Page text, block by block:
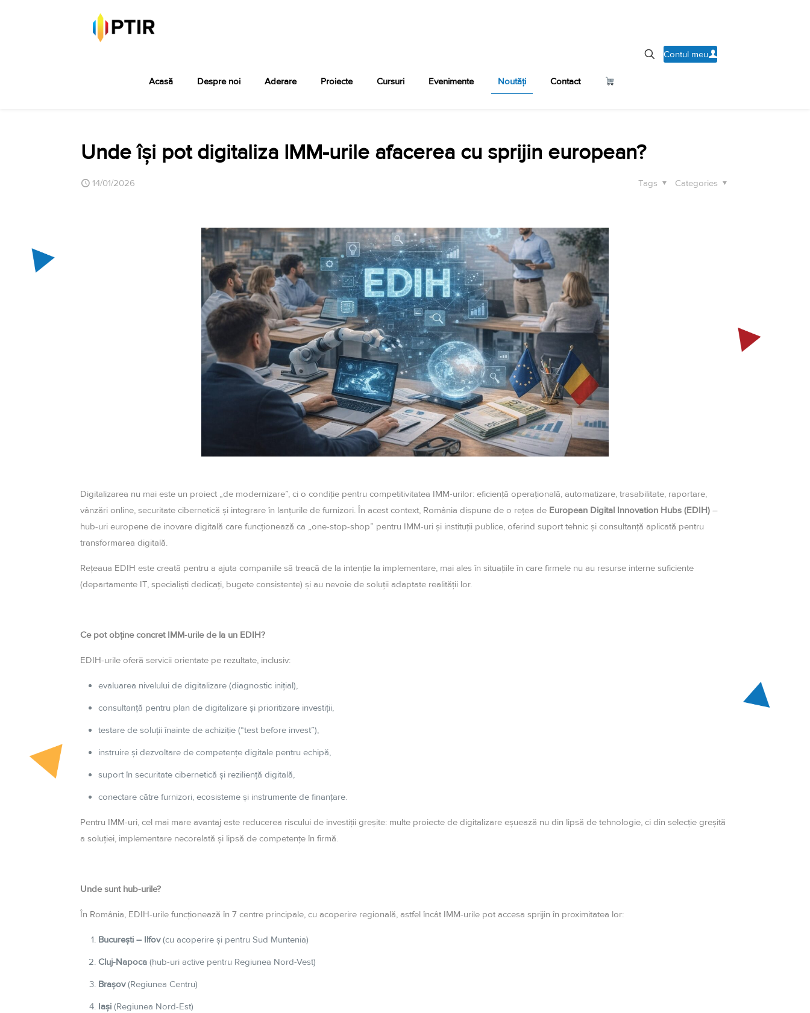
Acasă Despre noi Aderare Proiecte Cursuri Evenimente Noutăți Contact
Contul meu
Unde își pot digitaliza IMM-urile afacerea cu sprijin european?
14/01/2026 Categories
Tags
Digitalizarea nu mai este un proiect „de modernizare”, ci o condiție pentru competitivitatea IMM-urilor: eficiență operațională, automatizare, trasabilitate, raportare,
vânzări online, securitate cibernetică și integrare în lanțurile de furnizori. În acest context, România dispune de o rețea de European Digital Innovation Hubs (EDIH) –
hub-uri europene de inovare digitală care funcționează ca „one-stop-shop” pentru IMM-uri și instituții publice, oferind suport tehnic și consultanță aplicată pentru
transformarea digitală.
Rețeaua EDIH este creată pentru a ajuta companiile să treacă de la intenție la implementare, mai ales în situațiile în care firmele nu au resurse interne suficiente
(departamente IT, specialiști dedicați, bugete consistente) și au nevoie de soluții adaptate realității lor.
Ce pot obține concret IMM-urile de la un EDIH?
EDIH-urile oferă servicii orientate pe rezultate, inclusiv:
evaluarea nivelului de digitalizare (diagnostic inițial),
consultanță pentru plan de digitalizare și prioritizare investiții,
testare de soluții înainte de achiziție (“test before invest”),
instruire și dezvoltare de competențe digitale pentru echipă,
suport în securitate cibernetică și reziliență digitală,
conectare către furnizori, ecosisteme și instrumente de finanțare.
Pentru IMM-uri, cel mai mare avantaj este reducerea riscului de investiții greșite: multe proiecte de digitalizare eșuează nu din lipsă de tehnologie, ci din selecție greșită
a soluției, implementare necorelată și lipsă de competențe în firmă.
Unde sunt hub-urile?
În România, EDIH-urile funcționează în 7 centre principale, cu acoperire regională, astfel încât IMM-urile pot accesa sprijin în proximitatea lor:
București – Ilfov(cu acoperire și pentru Sud Muntenia)
Cluj-Napoca (hub-uri active pentru Regiunea Nord-Vest)
Brașov(Regiunea Centru)
Iași (Regiunea Nord-Est)